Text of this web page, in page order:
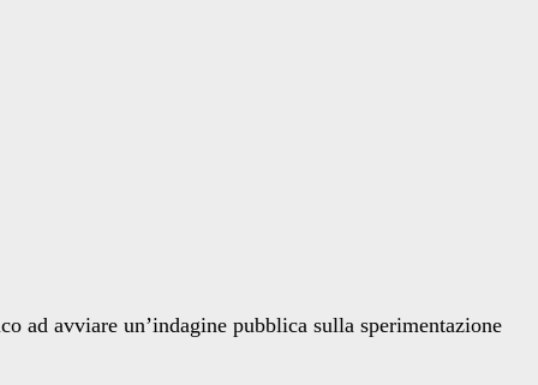
ad avviare un’indagine pubblica sulla sperimentazione